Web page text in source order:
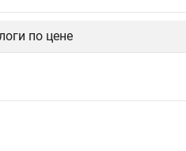
по цене